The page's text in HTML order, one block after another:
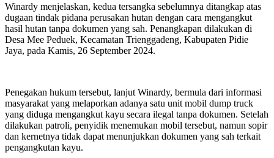
Winardy menjelaskan, kedua tersangka sebelumnya ditangkap atas
dugaan tindak pidana perusakan hutan dengan cara mengangkut
hasil hutan tanpa dokumen yang sah. Penangkapan dilakukan di
Desa Mee Peduek, Kecamatan Trienggadeng, Kabupaten Pidie
Jaya, pada Kamis, 26 September 2024.
Penegakan hukum tersebut, lanjut Winardy, bermula dari informasi
masyarakat yang melaporkan adanya satu unit mobil dump truck
yang diduga mengangkut kayu secara ilegal tanpa dokumen. Setelah
dilakukan patroli, penyidik menemukan mobil tersebut, namun sopir
dan kernetnya tidak dapat menunjukkan dokumen yang sah terkait
pengangkutan kayu.